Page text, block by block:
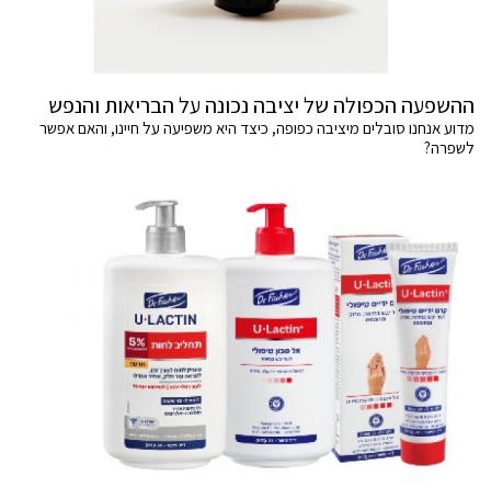
ההשפעה הכפולה של יציבה נכונה על הבריאות והנפש
מדוע אנחנו סובלים מיציבה כפופה, כיצד היא משפיעה על חיינו, והאם אפשר
לשפרה?